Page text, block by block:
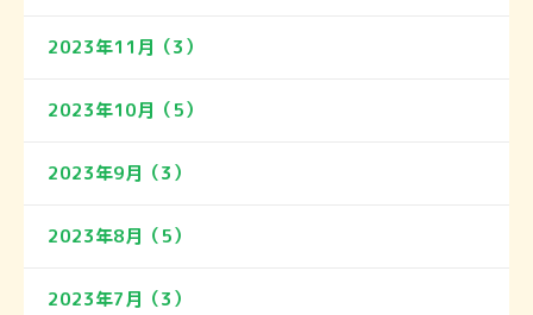
2023年11月（3）
2023年10月（5）
2023年9月（3）
2023年8月（5）
2023年7月（3）